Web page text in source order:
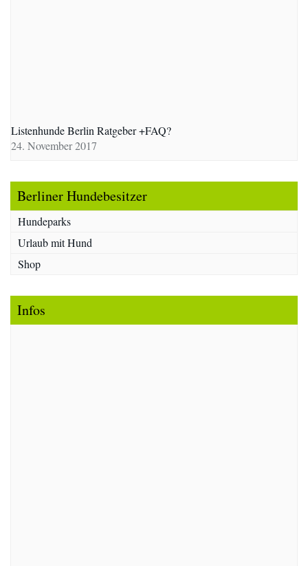
Listenhunde Berlin Ratgeber +FAQ?
24. November 2017
Berliner Hundebesitzer
Hundeparks
Urlaub mit Hund
Shop
Infos